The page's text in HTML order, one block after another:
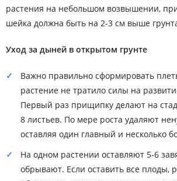
растения на небольшом возвышении,
шейка должна быть на 2-3 см выше
Уход за дыней в открытом грунте
Важно правильно сформировать
растение не тратило силы на
Первый раз прищипку делают на
8 листьев. По мере роста удаляют
оставляя один главный и несколько
На одном растении оставляют 5-6
обрывают. Если оставить все плоды,